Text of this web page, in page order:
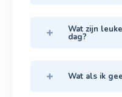
Wat zijn
dag?
Wat als ik